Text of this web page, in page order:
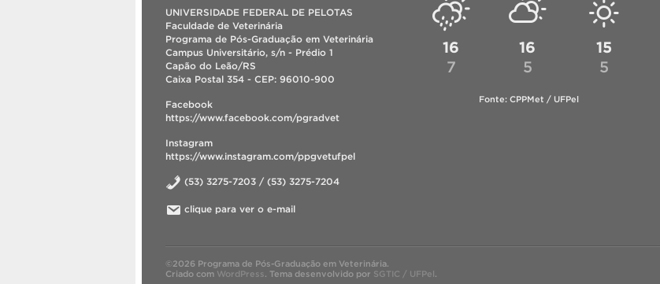
UNIVERSIDADE FEDERAL DE PELOTAS
Faculdade de Veterinária
Programa de Pós-Graduação em Veterinária
Campus Universitário, s/n - Prédio 1
Capão do Leão/RS
Caixa Postal 354 - CEP: 96010-900
Facebook
https://www.facebook.com/pgradvet
Instagram
https://www.instagram.com/ppgvetufpel
(53) 3275-7203 / (53) 3275-7204
clique para ver o e-mail
16
7
16
5
15
5
Fonte: CPPMet / UFPel
©2026 Programa de Pós-Graduação em Veterinária.
Criado com WordPress. Tema desenvolvido por SGTIC / UFPel .